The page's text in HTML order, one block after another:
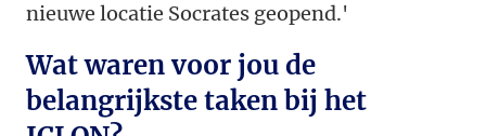
nieuwe locatie Socrates geopend.'
Wat waren voor jou de
belangrijkste taken bij het